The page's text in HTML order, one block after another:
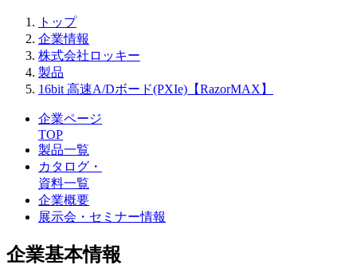
トップ
企業情報
株式会社ロッキー
製品
16bit 高速A/Dボード(PXIe)【RazorMAX】
企業ページ
TOP
製品一覧
カタログ・
資料一覧
企業概要
展示会・セミナー情報
企業基本情報